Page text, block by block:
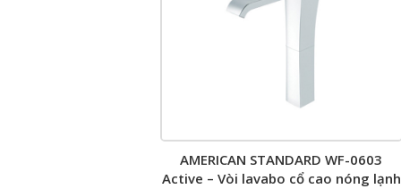
AMERICAN STANDARD WF-0603
Active – Vòi lavabo cổ cao nóng lạnh